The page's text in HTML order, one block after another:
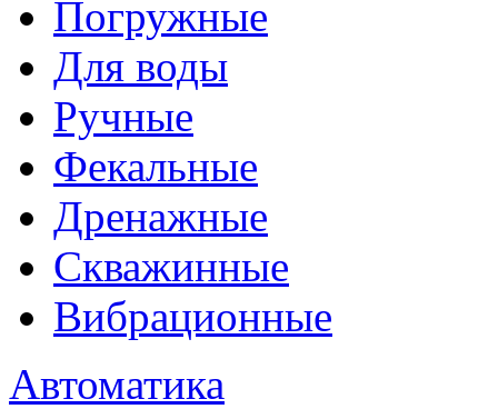
Погружные
Для воды
Ручные
Фекальные
Дренажные
Скважинные
Вибрационные
Автоматика